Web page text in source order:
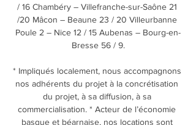
/ 16 Chambéry – Villefranche-sur-Saône 21
/20 Mâcon – Beaune 23 / 20 Villeurbanne
Poule 2 – Nice 12 / 15 Aubenas – Bourg-en-
Bresse 56 / 9.
* Impliqués localement, nous accompagnons
nos adhérents du projet à la concrétisation
du projet, à sa diffusion, à sa
commercialisation. * Acteur de l’économie
basque et béarnaise, nos locations sont